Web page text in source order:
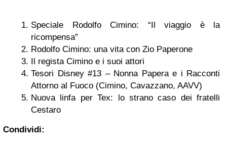
Speciale Rodolfo Cimino: “Il viaggio è la
ricompensa”
Rodolfo Cimino: una vita con Zio Paperone
Il regista Cimino e i suoi attori
Tesori Disney #13 – Nonna Papera e i Racconti
Attorno al Fuoco (Cimino, Cavazzano, AAVV)
Nuova linfa per Tex: lo strano caso dei fratelli
Cestaro
Condividi: